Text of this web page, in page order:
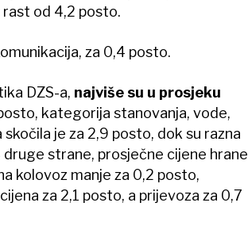
rast od 4,2 posto.
za 0,4 posto.
DZS-a, najviše su u prosjeku
kategorija stanovanja, vode,
je za 2,9 posto, dok su razna
strane, prosječne cijene hrane
kolovoz manje za 0,2 posto,
za 2,1 posto, a prijevoza za 0,7